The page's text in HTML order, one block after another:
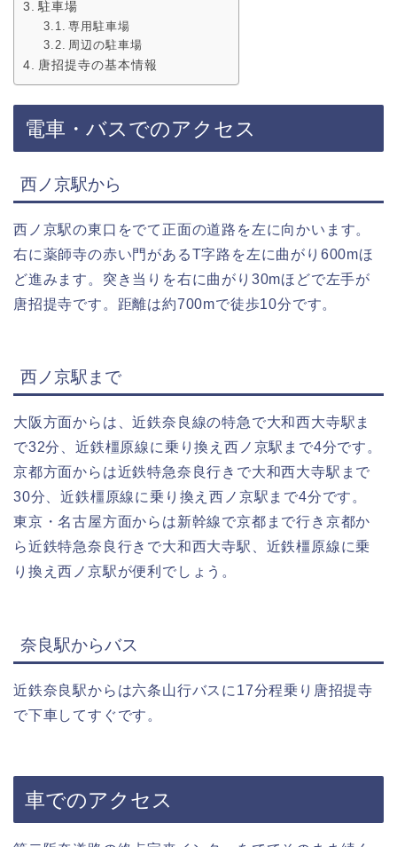
駐車場
専用駐車場
周辺の駐車場
唐招提寺の基本情報
電車・バスでのアクセス
西ノ京駅から
西ノ京駅の東口をでて正面の道路を左に向かいます。
右に薬師寺の赤い門があるT字路を左に曲がり600mほ
ど進みます。突き当りを右に曲がり30mほどで左手が
唐招提寺です。距離は約700mで徒歩10分です。
西ノ京駅まで
大阪方面からは、近鉄奈良線の特急で大和西大寺駅ま
で32分、近鉄橿原線に乗り換え西ノ京駅まで4分です。
京都方面からは近鉄特急奈良行きで大和西大寺駅まで
30分、近鉄橿原線に乗り換え西ノ京駅まで4分です。
東京・名古屋方面からは新幹線で京都まで行き京都か
ら近鉄特急奈良行きで大和西大寺駅、近鉄橿原線に乗
り換え西ノ京駅が便利でしょう。
奈良駅からバス
近鉄奈良駅からは六条山行バスに17分程乗り唐招提寺
で下車してすぐです。
車でのアクセス